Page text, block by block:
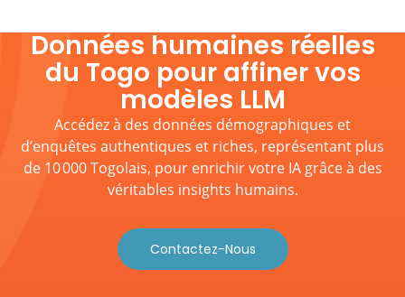
Données humaines réelles
du Togo pour affiner vos
modèles LLM
Accédez à des données démographiques et
d’enquêtes authentiques et riches, représentant plus
de 10 000 Togolais, pour enrichir votre IA grâce à des
véritables insights humains.
Contactez-Nous